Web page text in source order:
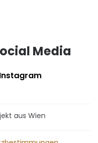
Media
Instagram
aus Wien